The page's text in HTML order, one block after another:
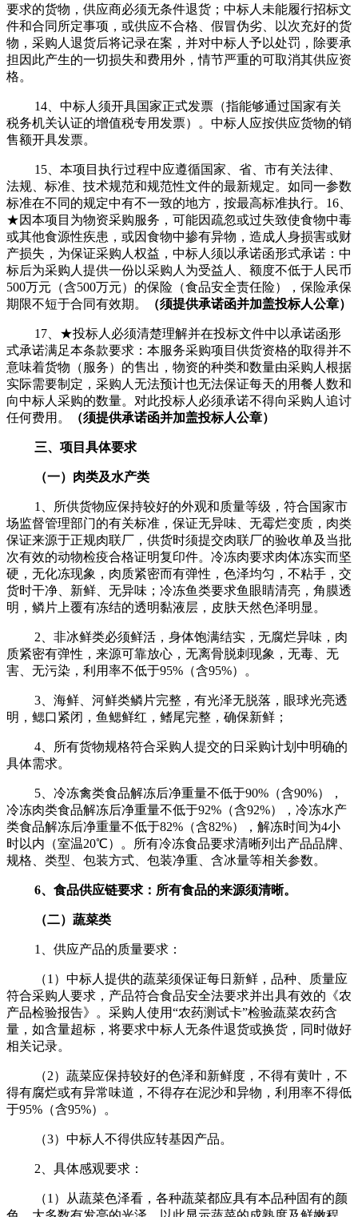
要求的货物，供应商必须无条件退货；中标人未能履行招标文
件和合同所定事项，或供应不合格、假冒伪劣、以次充好的货
物，采购人退货后将记录在案，并对中标人予以处罚，除要承
担因此产生的一切损失和费用外，情节严重的可取消其供应资
格。
14、中标人须开具国家正式发票（指能够通过国家有关
税务机关认证的增值税专用发票）。中标人应按供应货物的销
售额开具发票。
15、本项目执行过程中应遵循国家、省、市有关法律、
法规、标准、技术规范和规范性文件的最新规定。如同一参数
标准在不同的规定中有不一致的地方，按最高标准执行。16、
★因本项目为物资采购服务，可能因疏忽或过失致使食物中毒
或其他食源性疾患，或因食物中掺有异物，造成人身损害或财
产损失，为保证采购人权益，中标人须以承诺函形式承诺：中
标后为采购人提供一份以采购人为受益人、额度不低于人民币
500万元（含500万元）的保险（食品安全责任险），保险承保
期限不短于合同有效期。
（须提供承诺函并加盖投标人公章）
17、★投标人必须清楚理解并在投标文件中以承诺函形
式承诺满足本条款要求：本服务采购项目供货资格的取得并不
意味着货物（服务）的售出，物资的种类和数量由采购人根据
实际需要制定，采购人无法预计也无法保证每天的用餐人数和
向中标人采购的数量。对此投标人必须承诺不得向采购人追讨
任何费用。
（须提供承诺函并加盖投标人公章）
三、项目具体要求
（一）肉类及水产类
1、所供货物应保持较好的外观和质量等级，符合国家市
场监督管理部门的有关标准，保证无异味、无霉烂变质，肉类
保证来源于正规肉联厂，供货时须提交肉联厂的验收单及当批
次有效的动物检疫合格证明复印件。冷冻肉要求肉体冻实而坚
硬，无化冻现象，肉质紧密而有弹性，色泽均匀，不粘手，交
货时干净、新鲜、无异味；冷冻鱼类要求鱼眼睛清亮，角膜透
明，鳞片上覆有冻结的透明黏液层，皮肤天然色泽明显。
2、非冰鲜类必须鲜活，身体饱满结实，无腐烂异味，肉
质紧密有弹性，来源可靠放心，无离骨脱刺现象，无毒、无
害、无污染，利用率不低于95%（含95%）。
3、海鲜、河鲜类鳞片完整，有光泽无脱落，眼球光亮透
明，鳃口紧闭，鱼鳃鲜红，鳍尾完整，确保新鲜；
4、所有货物规格符合采购人提交的日采购计划中明确的
具体需求。
5、冷冻禽类食品解冻后净重量不低于90%（含90%），
冷冻肉类食品解冻后净重量不低于92%（含92%），冷冻水产
类食品解冻后净重量不低于82%（含82%），解冻时间为4小
时以内（室温20℃）。所有冷冻食品要求清晰列出产品品牌、
规格、类型、包装方式、包装净重、含冰量等相关参数。
6、食品供应链要求：所有食品的来源须清晰。
（二）蔬菜类
1、供应产品的质量要求：
（1）中标人提供的蔬菜须保证每日新鲜，品种、质量应
符合采购人要求，产品符合食品安全法要求并出具有效的《农
产品检验报告》。采购人使用“农药测试卡”检验蔬菜农药含
量，如含量超标，将要求中标人无条件退货或换货，同时做好
相关记录。
（2）蔬菜应保持较好的色泽和新鲜度，不得有黄叶，不
得有腐烂或有异常味道，不得存在泥沙和异物，利用率不得低
于95%（含95%）。
（3）中标人不得供应转基因产品。
2、具体感观要求：
（1）从蔬菜色泽看，各种蔬菜都应具有本品种固有的颜